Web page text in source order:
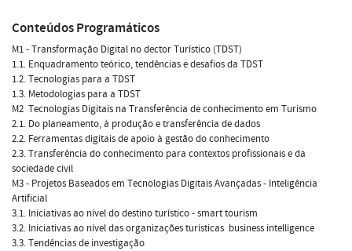
Conteúdos Programáticos
M1 - Transformação Digital no dector Turístico (TDST)
1.1. Enquadramento teórico, tendências e desafios da TDST
1.2. Tecnologias para a TDST
1.3. Metodologias para a TDST
M2  Tecnologias Digitais na Transferência de conhecimento em Turismo
2.1. Do planeamento, à produção e transferência de dados
2.2. Ferramentas digitais de apoio à gestão do conhecimento
2.3. Transferência do conhecimento para contextos profissionais e da
sociedade civil
M3 - Projetos Baseados em Tecnologias Digitais Avançadas - Inteligência
Artificial
3.1. Iniciativas ao nível do destino turístico - smart tourism
3.2. Iniciativas ao nível das organizações turísticas  business intelligence
3.3. Tendências de investigação